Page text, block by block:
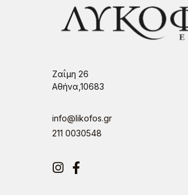
Ζαΐμη 26
Αθήνα,10683
info@likofos.gr
211 0030548
Instagram
Facebook